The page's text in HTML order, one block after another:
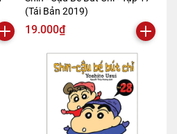
(Tái Bản 2019)
19.000₫